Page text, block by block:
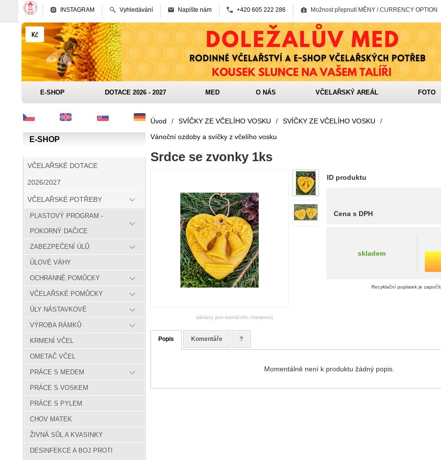
INSTAGRAM Vyhledávání Napište nám +420 605 222 286 Možnost přepnutí MĚNY / CURRENCY OPTION
E-SHOP DOTACE 2026 - 2027 MED O NÁS VČELAŘSKÝ AREÁL FOTO
E-SHOP
VČELAŘSKÉ DOTACE
2026/2027
VČELAŘSKÉ POTŘEBY
PLASTOVÝ PROGRAM -
POKORNÝ DAČICE
ZABEZPEČENÍ ÚLŮ
ÚLOVÉ VÁHY
OCHRANNÉ POMŮCKY
VČELAŘSKÉ POMŮCKY
ÚLY NÁSTAVKOVÉ
VÝROBA RÁMKŮ
KRMENÍ VČEL
OMETAČ VČEL
PRÁCE S MEDEM
PRÁCE S VOSKEM
PRÁCE S PYLEM
CHOV MATEK
ŽIVNÁ SŮL A KVASINKY
DESINFEKCE A BOJ PROTI
Úvod / SVÍČKY ZE VČELÍHO VOSKU / SVÍČKY ZE VČELÍHO VOSKU
/
Vánoční ozdoby a svíčky z včelího vosku
Srdce se zvonky 1ks
(obrázky jsou ilustračního charakteru)
ID produktu
Cena s DPH
skladem
Recyklační poplatek je
Popis Komentáře ?
Momentálně není k produktu žádný popis.